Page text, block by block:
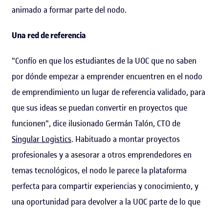
animado a formar parte del nodo.
Una red de referencia
"Confío en que los estudiantes de la UOC que no saben
por dónde empezar a emprender encuentren en el nodo
de emprendimiento un lugar de referencia validado, para
que sus ideas se puedan convertir en proyectos que
funcionen", dice ilusionado Germán Talón, CTO de
Singular Logistics. Habituado a montar proyectos
profesionales y a asesorar a otros emprendedores en
temas tecnológicos, el nodo le parece la plataforma
perfecta para compartir experiencias y conocimiento, y
una oportunidad para devolver a la UOC parte de lo que